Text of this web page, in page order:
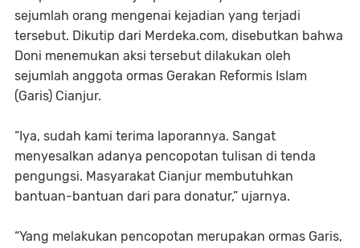
sejumlah orang mengenai kejadian yang terjadi
tersebut. Dikutip dari Merdeka.com, disebutkan bahwa
Doni menemukan aksi tersebut dilakukan oleh
sejumlah anggota ormas Gerakan Reformis Islam
(Garis) Cianjur.
“Iya, sudah kami terima laporannya. Sangat
menyesalkan adanya pencopotan tulisan di tenda
pengungsi. Masyarakat Cianjur membutuhkan
bantuan-bantuan dari para donatur,” ujarnya.
“Yang melakukan pencopotan merupakan ormas Garis,